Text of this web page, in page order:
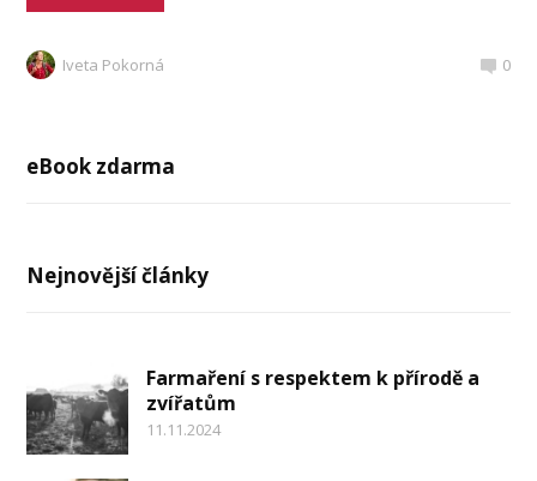
Iveta Pokorná 0
eBook zdarma
Nejnovější články
Farmaření s respektem k přírodě a
zvířatům
11.11.2024